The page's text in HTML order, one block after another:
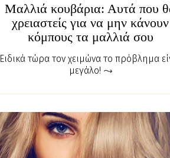
Μαλλιά κουβάρια: Αυτά που
χρειαστείς για να μην κάνουν
κόμπους τα μαλλιά σου
Ειδικά τώρα τον χειμώνα το πρόβλημα
μεγάλο!